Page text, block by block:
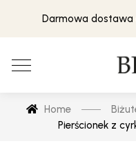
Darmowa dostawa
Home
Pierścionek z